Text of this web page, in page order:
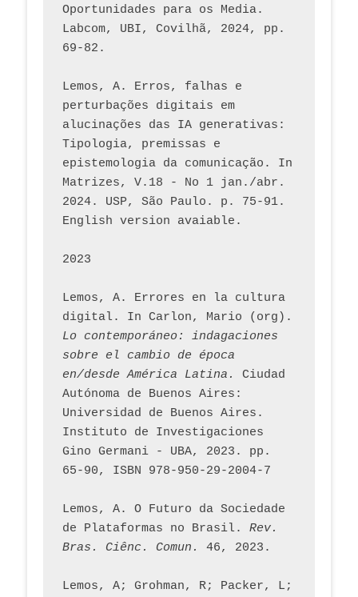
Oportunidades para os Media.
Labcom, UBI, Covilhã, 2024, pp.
69-82.
Lemos, A. Erros, falhas e
perturbações digitais em
alucinações das IA generativas:
Tipologia, premissas e
epistemologia da comunicação. In
Matrizes, V.18 - No 1 jan./abr.
2024. USP, São Paulo. p. 75-91.
English version avaiable.
2023
Lemos, A. Errores en la cultura
Lo contemporáneo: indagaciones
sobre el cambio de época
en/desde América Latina.
Ciudad
Autónoma de Buenos Aires:
Universidad de Buenos Aires.
Instituto de Investigaciones
Gino Germani - UBA, 2023. pp.
65-90, ISBN 978-950-29-2004-7
Lemos, A. O Futuro da Sociedade
de Plataformas no Brasil. Rev.
Bras. Ciênc. Comun.
Lemos, A; Grohman, R; Packer, L;